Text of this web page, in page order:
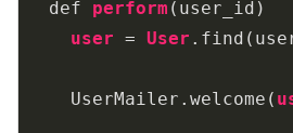
  def
perform (user_id)
user = User
    UserMailer.welcome(